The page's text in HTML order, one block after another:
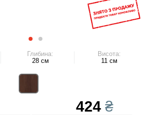
Глибина:
28 см
Висота:
11 см
424 ₴